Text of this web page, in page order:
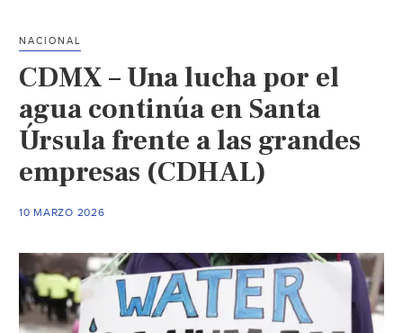
Río
Nazas
este
22
de
Torreón)
NACIONAL
CDMX – Una lucha por el
agua continúa en Santa
Úrsula frente a las grandes
empresas (CDHAL)
10 MARZO 2026